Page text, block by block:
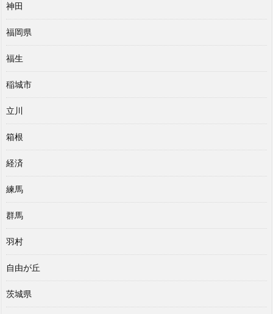
神田
福岡県
福生
稲城市
立川
箱根
経済
練馬
群馬
羽村
自由が丘
茨城県